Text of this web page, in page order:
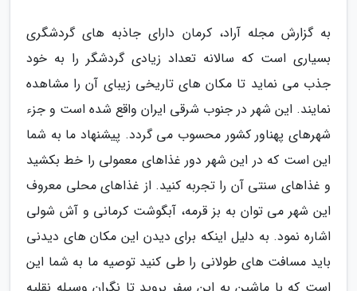
به گزارش مجله آراد، کرمان دارای جاذبه های گردشگری
بسیاری است که سالانه تعداد زیادی گردشگر را به خود
جذب می نماید تا مکان های تاریخی زیبای آن را مشاهده
نمایند. این شهر در جنوب شرقی ایران واقع شده است و جزء
شهرهای پهناور کشور محسوب می گردد. پیشنهاد ما به شما
این است که در این شهر دور غذاهای معمولی را خط بکشید
و غذاهای سنتی آن را تجربه کنید. از غذاهای محلی معروف
این شهر می توان به بز قرمه، آبگوشت کرمانی و آش شولی
اشاره نمود. به دلیل اینکه برای دیدن این مکان های دیدنی
باید مسافت های طولانی را طی کنید توصیه ما به شما این